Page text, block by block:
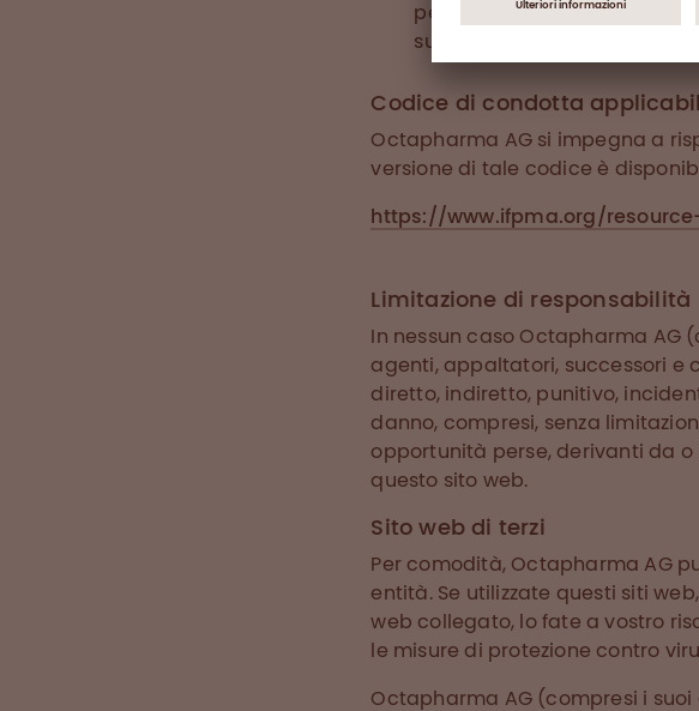
perdite o danni subiti da
sulle Informazioni o su
Codice di condotta
Octapharma AG si impegna a
versione di tale codice è
https://www.ifpma.org/
Limitazione di responsabilità
In nessun caso Octapharma AG
agenti, appaltatori, successori e
diretto, indiretto, punitivo,
danno, compresi, senza
opportunità perse, derivanti da o
questo sito web.
Sito web di terzi
Per comodità, Octapharma AG
entità. Se utilizzate questi siti
web collegato, lo fate a vostro
le misure di protezione contro
Octapharma AG (compresi i